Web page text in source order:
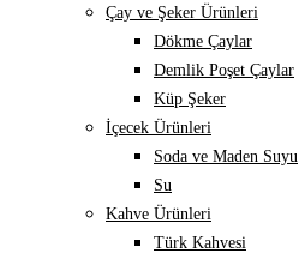
Çay ve Şeker Ürünleri
Dökme Çaylar
Demlik Poşet Çaylar
Küp Şeker
İçecek Ürünleri
Soda ve Maden Suyu
Su
Kahve Ürünleri
Türk Kahvesi